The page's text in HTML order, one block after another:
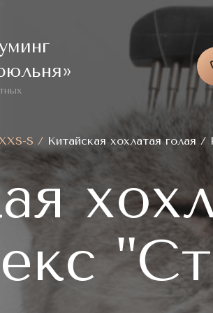
S / Китайская хохлатая голая